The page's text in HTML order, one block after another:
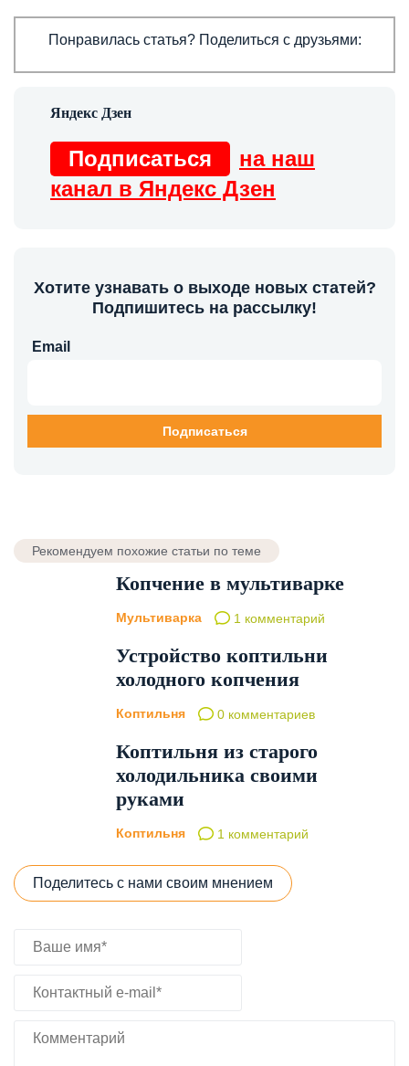
Понравилась статья? Поделиться с друзьями:
Подписаться
на наш
канал в Яндекс Дзен
Хотите узнавать о выходе новых статей?
Подпишитесь на рассылку!
Email
Рекомендуем похожие статьи по теме
Копчение в мультиварке
Мультиварка 1 комментарий
Устройство коптильни
холодного копчения
Коптильня 0 комментариев
Коптильня из старого
холодильника своими
руками
Коптильня 1 комментарий
Поделитесь с нами своим мнением